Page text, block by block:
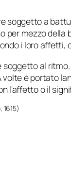
soggetto a
per mezzo
i loro affetti,
al
volte è portato
l'affetto o il
, 1615)